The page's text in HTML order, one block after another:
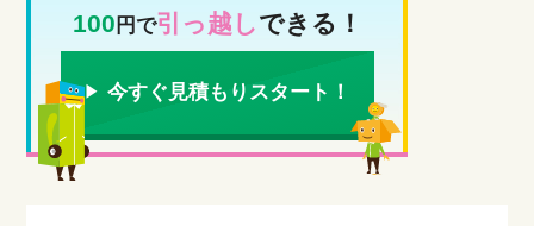
100 円で引っ越しできる！
今すぐ見積もりスタート！